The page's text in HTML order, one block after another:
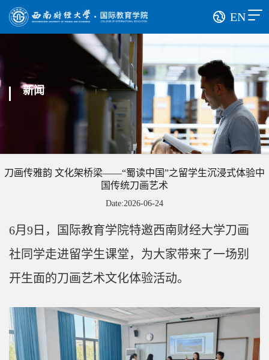
EN
新闻
刀画传雅韵 文化架桥梁——“蜀读中国”之留学生沉浸式体验中
国传统刀画艺术
Date:2026-06-24
6月 9 日，国际教育学院特邀西南财经大学刀画
社同学走进留学生课堂，为大家带来了一场别
开生面的刀画艺术文化体验活动。